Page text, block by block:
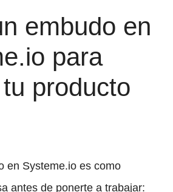
embudo en
para
producto
en Systeme.io es como
antes de ponerte a trabajar: